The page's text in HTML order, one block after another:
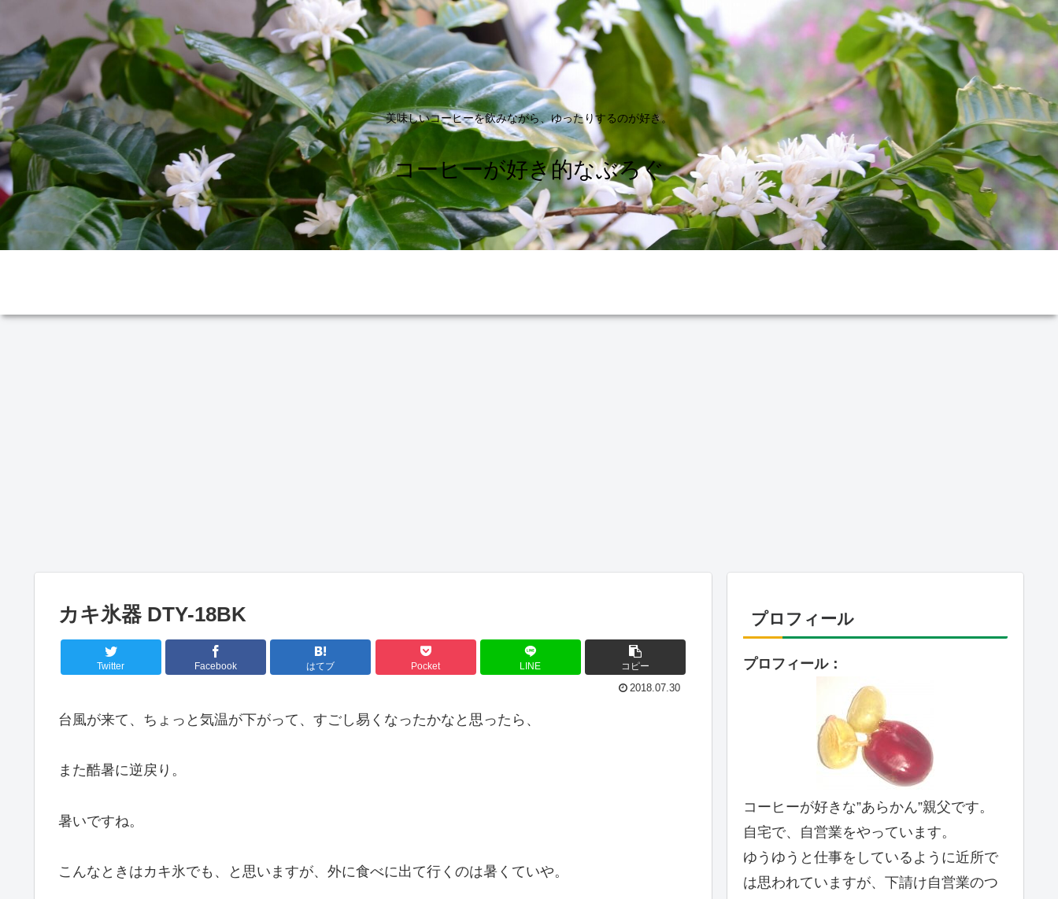
美味しいコーヒーを飲みながら、ゆったりするのが好き。
コーヒーが好き的なぶろぐ
カキ氷器 DTY-18BK
Twitter Facebook はてブ Pocket LINE コピー
2018.07.30
台風が来て、ちょっと気温が下がって、すごし易くなったかなと思ったら、
また酷暑に逆戻り。
暑いですね。
こんなときはカキ氷でも、と思いますが、外に食べに出て行くのは暑くていや。
プロフィール
プロフィール：
コーヒーが好きな”あらかん”親父です。
自宅で、自営業をやっています。
ゆうゆうと仕事をしているように近所で
は思われていますが、下請け自営業のつ